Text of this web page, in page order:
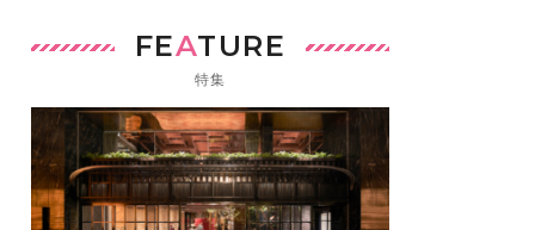
FEATURE
特集